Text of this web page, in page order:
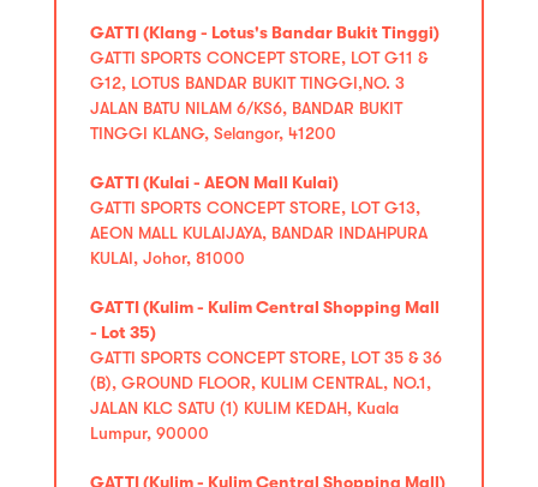
GATTI (Klang - Lotus's Bandar Bukit Tinggi)
GATTI SPORTS CONCEPT STORE, LOT G11 &
G12, LOTUS BANDAR BUKIT TINGGI,NO. 3
JALAN BATU NILAM 6/KS6, BANDAR BUKIT
TINGGI KLANG, Selangor, 41200
GATTI (Kulai - AEON Mall Kulai)
GATTI SPORTS CONCEPT STORE, LOT G13,
AEON MALL KULAIJAYA, BANDAR INDAHPURA
KULAI, Johor, 81000
GATTI (Kulim - Kulim Central Shopping Mall
- Lot 35)
GATTI SPORTS CONCEPT STORE, LOT 35 & 36
(B), GROUND FLOOR, KULIM CENTRAL, NO.1,
JALAN KLC SATU (1) KULIM KEDAH, Kuala
Lumpur, 90000
GATTI (Kulim - Kulim Central Shopping Mall)